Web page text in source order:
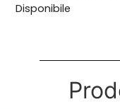
Disponibile